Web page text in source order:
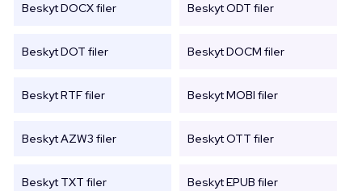
Beskyt DOCX filer Beskyt ODT filer
Beskyt DOT filer Beskyt DOCM filer
Beskyt RTF filer Beskyt MOBI filer
Beskyt AZW3 filer Beskyt OTT filer
Beskyt TXT filer Beskyt EPUB filer